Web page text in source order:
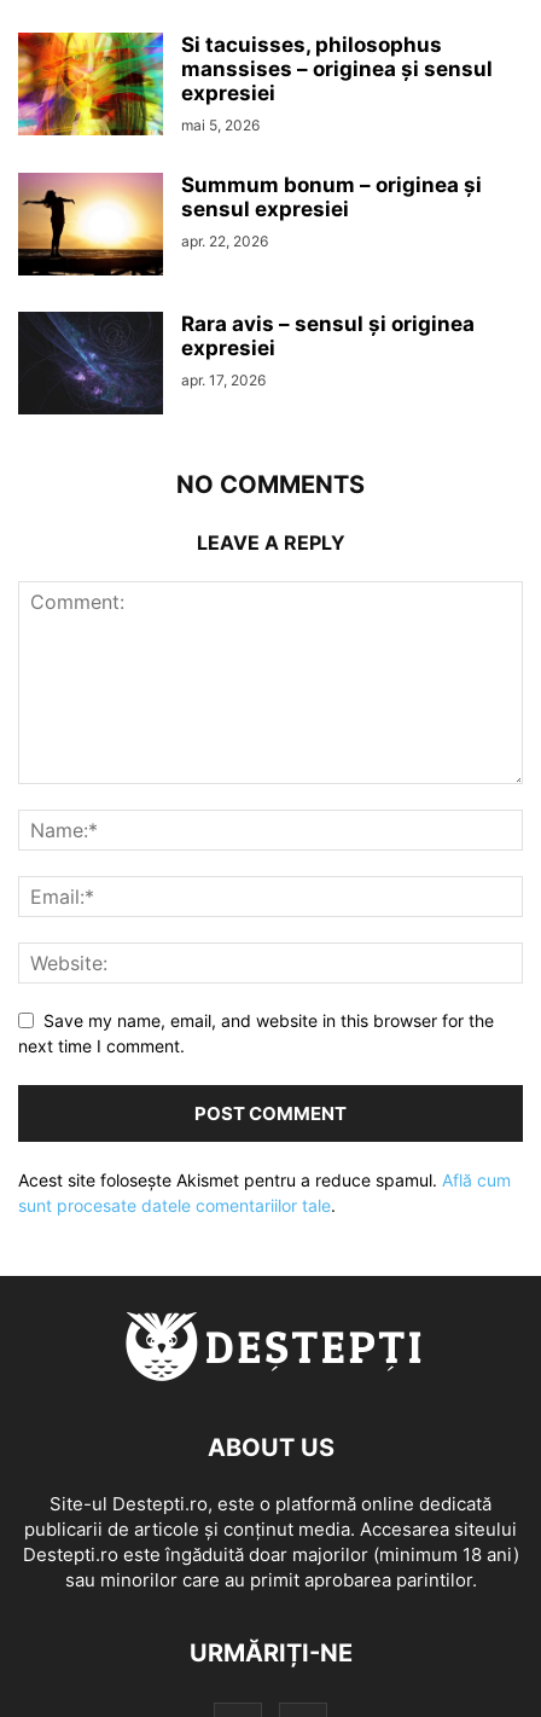
Si tacuisses, philosophus
manssises – originea şi sensul
expresiei
mai 5, 2026
Summum bonum – originea şi
sensul expresiei
apr. 22, 2026
Rara avis – sensul şi originea
expresiei
apr. 17, 2026
NO COMMENTS
LEAVE A REPLY
Save my name, email, and website in this browser for the
next time I comment.
Acest site folosește Akismet pentru a reduce spamul. Află cum
sunt procesate datele comentariilor tale.
ABOUT US
Site-ul Destepti.ro, este o platformă online dedicată
publicarii de articole și conținut media. Accesarea siteului
Destepti.ro este îngăduită doar majorilor (minimum 18 ani)
sau minorilor care au primit aprobarea parintilor.
URMĂRIȚI-NE